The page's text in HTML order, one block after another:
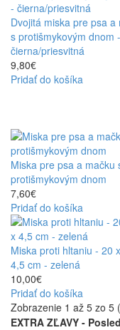
Dvojitá miska pre psa a
s protišmykovým dnom -
čierna/priesvitná
9,80€
Pridať do košíka
Miska pre psa a mačku
protišmykovým dnom
7,60€
Pridať do košíka
Miska proti hltaniu - 20
4,5 cm - zelená
10,00€
Pridať do košíka
Zobrazenie 1 až 5 zo 5
EXTRA ZĽAVY -